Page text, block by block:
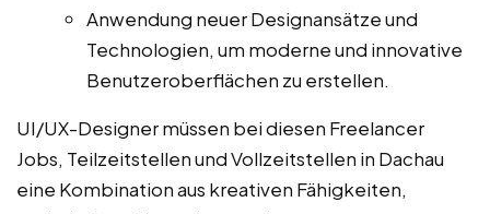
Anwendung neuer Designansätze und
Technologien, um moderne und innovative
Benutzeroberflächen zu erstellen.
UI/UX-Designer müssen bei diesen Freelancer
Jobs, Teilzeitstellen und Vollzeitstellen in Dachau
eine Kombination aus kreativen Fähigkeiten,